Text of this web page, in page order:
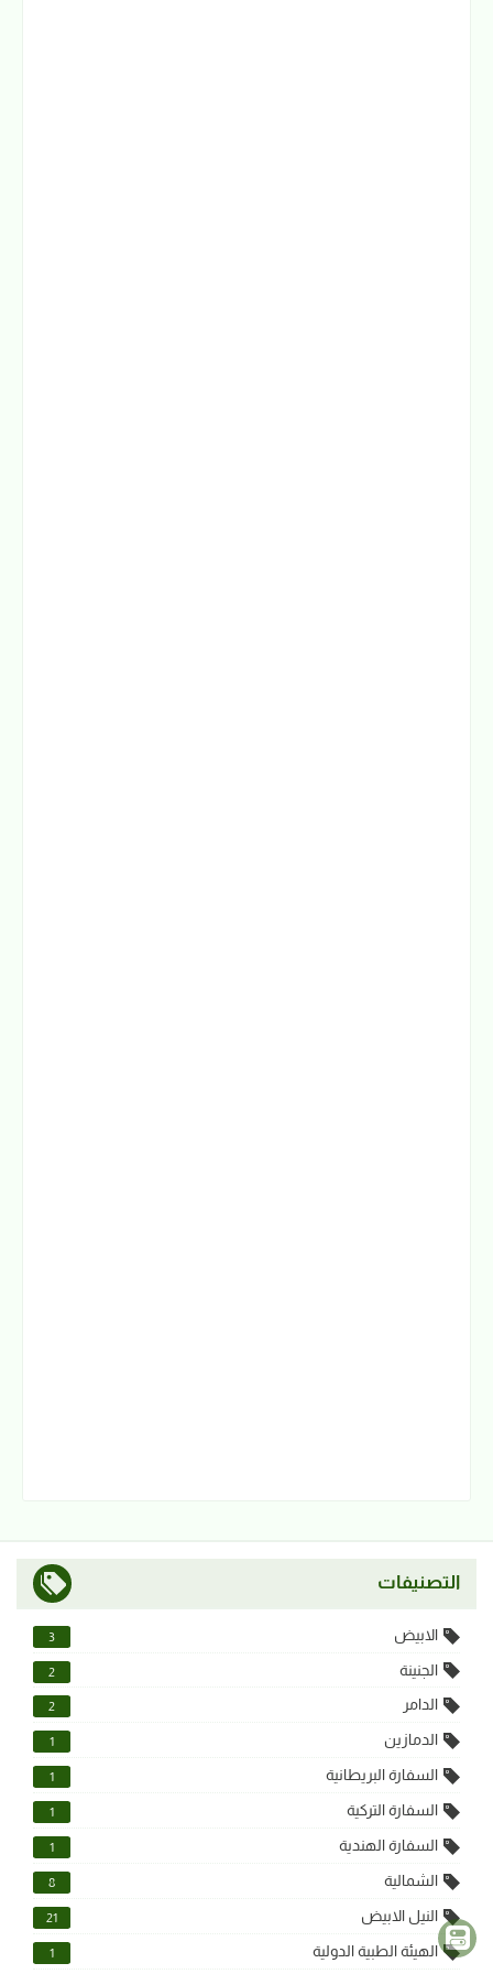
التصنيفات
الابيض 3
الجنينة 2
الدامر 2
الدمازين 1
السفارة البريطانية 1
السفارة التركية 1
السفارة الهندية 1
الشمالية 8
النيل الابيض 21
الهيئة الطبية الدولية 1